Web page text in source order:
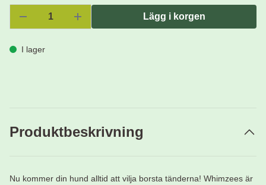
Lägg i korgen
I lager
Produktbeskrivning
Nu kommer din hund alltid att vilja borsta tänderna! Whimzees är